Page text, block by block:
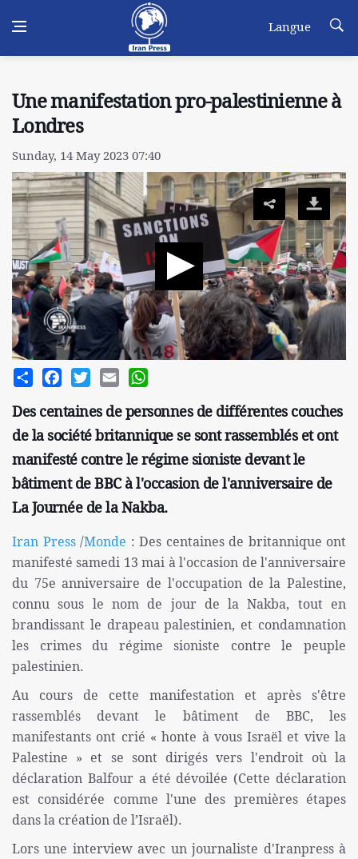
Langue
Une manifestation pro-palestinienne à
Londres
Sunday, 14 May 2023 07:40
Share FacebookTwitterEmail
Des centaines de personnes de différentes couches
de la société britannique se sont rassemblés et ont
manifesté contre le régime sioniste devant le
bâtiment de BBC à l'occasion de l'anniversaire de
La Journée de la Nakba.
Iran Press/Monde : Des centaines de britannique ont
manifesté samedi 13 mai à l'occasion de l'anniversaire
du 75e anniversaire de l'occupation de la Palestine,
connu sous le nom de jour de la Nakba, tout en
brandissant le drapeau palestinien, et condamnation
les crimes du régime sioniste contre le peuple
palestinien.
Au cours de cette manifestation et après s'être
rassemblés devant le bâtiment de BBC, les
manifestants ont crié « honte à vous Israël et vive la
Palestine » et se sont dirigés vers l'endroit où la
déclaration Balfour a été dévoilée (Cette déclaration
est considérée comme l'une des premières étapes
dans la création de l’Israël).
Lors une interview avec un journaliste d'Iranpress à